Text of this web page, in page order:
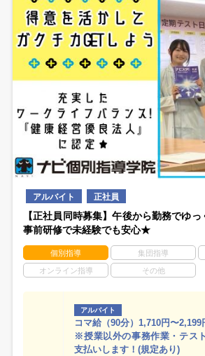
アルバイト 正社員
【正社員同時募集】午後から勤務でゆ
事前研修で未経験でも安心★
個別指導 集団指導
オンライン指導 その他
アルバイト
コマ給（90分）1,710円〜2,199
※授業以外の事務作業・テス
支払いします！(規定あり)